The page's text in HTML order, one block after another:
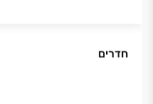
חדרים